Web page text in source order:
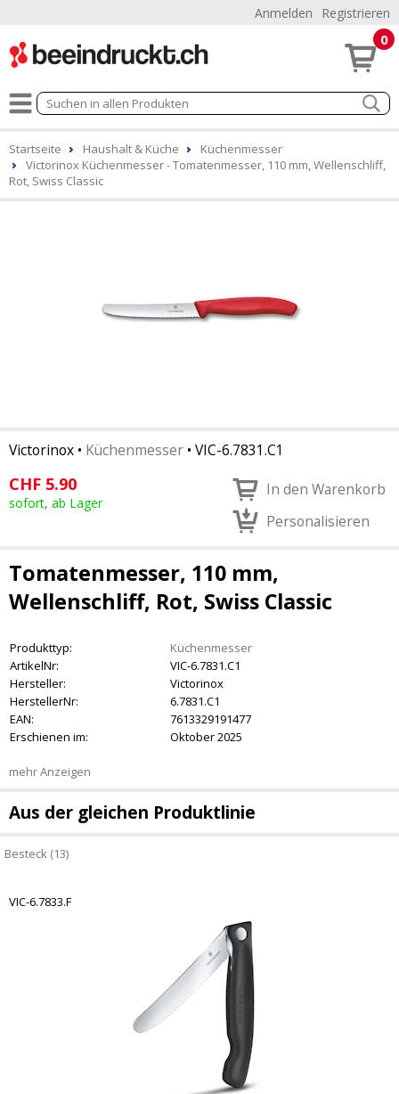
Anmelden Registrieren
0
Startseite Haushalt & Küche
Küchenmesser
Victorinox Küchenmesser - Tomatenmesser, 110 mm, Wellenschliff,
Rot, Swiss Classic
Victorinox • Küchenmesser • VIC-6.7831.C1
CHF 5.90
sofort, ab Lager
In den Warenkorb
Personalisieren
Tomatenmesser, 110 mm,
Wellenschliff, Rot, Swiss Classic
Produkttyp:
Küchenmesser
ArtikelNr:
VIC-6.7831.C1
Hersteller:
Victorinox
HerstellerNr:
6.7831.C1
EAN:
7613329191477
Erschienen im:
Oktober 2025
mehr Anzeigen
Aus der gleichen Produktlinie
Besteck (13)
VIC-6.7833.F